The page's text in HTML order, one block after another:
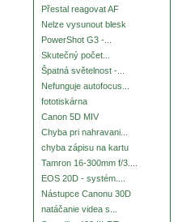
Přestal reagovat AF
Nelze vysunout blesk
PowerShot G3 -...
Skutečný počet...
Špatná světelnost -...
Nefunguje autofocus...
fototiskárna
Canon 5D MIV
Chyba pri nahravani...
chyba zápisu na kartu
Tamron 16-300mm f/3....
EOS 20D - systém....
Nástupce Canonu 30D
natáčanie videa s...